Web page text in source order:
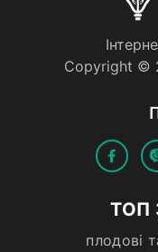
Copyright ©
ТОП
плодові